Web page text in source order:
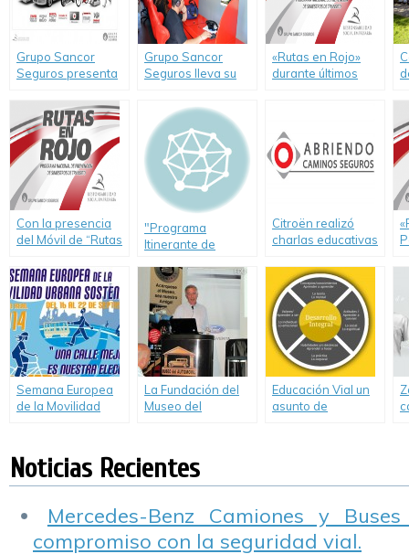
Grupo Sancor
Seguros presenta
web Rutas en Rojo
Grupo Sancor
Seguros lleva su
«Rutas en Rojo» a
Formosa
«Rutas en Rojo»
durante últimos
Con la presencia
del Móvil de “Rutas
Tilisarao y San Luis,
el Grupo Sancor
Seguros renueva
su compromiso con
la Seguridad Vial
"Programa
Itinerante de
Seguridad Vial
Citroën realizó
charlas educativas
Semana Europea
de la Movilidad
elección»
La Fundación del
Museo del
Vial.
Educación Vial un
asunto de
Noticias Recientes
Mercedes-Benz Camiones y
compromiso con la seguridad vial.